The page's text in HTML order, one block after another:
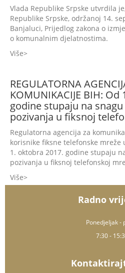
Vlada Republike Srpske utvrdila
Republike Srpske, održanoj 14.
Banjaluci, Prijedlog zakona o
o komunalnim djelatnostima.
Više
REGULATORNA
KOMUNIKACIJE BIH:
godine stupaju na
pozivanja u fiksnoj
Regulatorna agencija za
korisnike fiksne telefonske mreže
1. oktobra 2017. godine stupaju
pozivanja u fiksnoj telefonskoj
Više
Radno
Ponedjeljak -
7:30 -